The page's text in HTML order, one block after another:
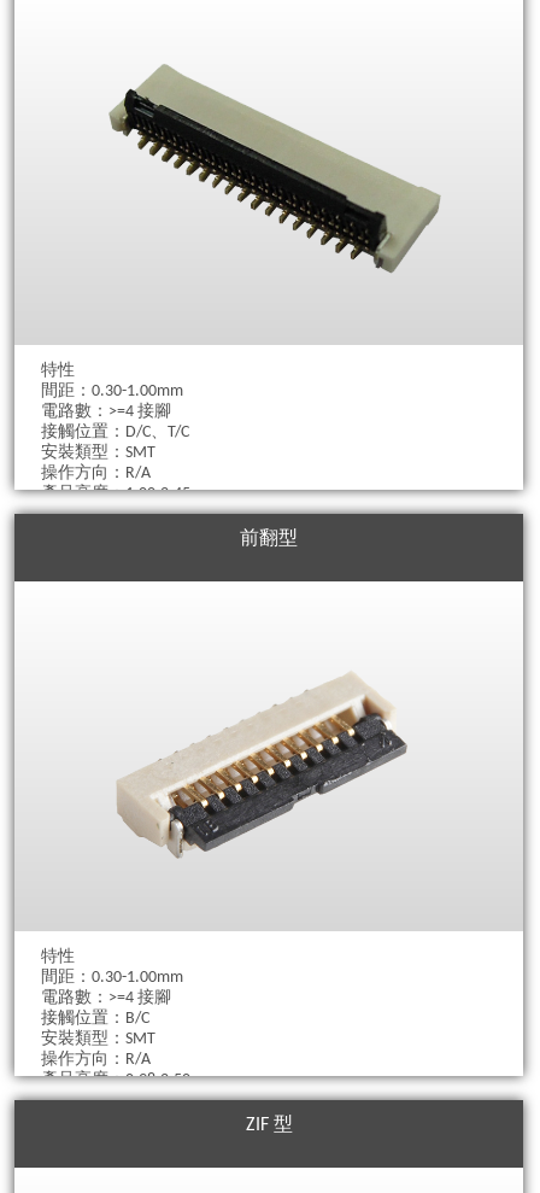
特性
間距：0.30-1.00mm
電路數：>=4 接腳
接觸位置：D/C、T/C
安裝類型：SMT
操作方向：R/A
產品高度：1.00-2.45mm
電纜厚度：0.2、0.3mm
前翻型
特性
間距：0.30-1.00mm
電路數：>=4 接腳
接觸位置：B/C
安裝類型：SMT
操作方向：R/A
產品高度：0.98-2.50mm
電纜厚度：0.2、0.3mm
ZIF 型